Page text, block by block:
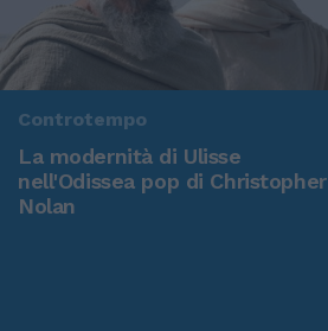
Controtempo
La modernità di Ulisse
nell'Odissea pop di Christopher
Nolan